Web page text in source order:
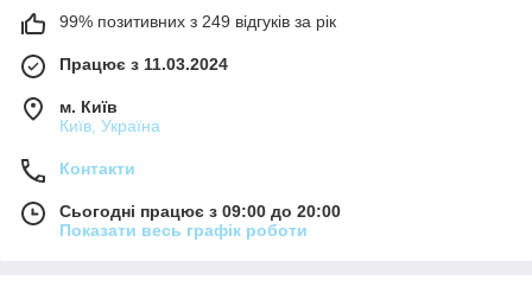
99% позитивних з 249 відгуків за рік
Працює з 11.03.2024
м. Київ
Київ, Україна
Контакти
Сьогодні працює з 09:00 до 20:00
Показати весь графік роботи